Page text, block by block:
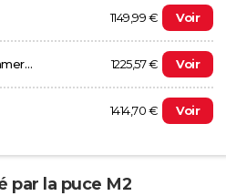
1149,99 € Voir
1225,57 € Voir
1414,70 € Voir
par la puce M2